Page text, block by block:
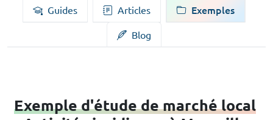
Guides Articles Exemples
Blog
Exemple d'étude de marché local